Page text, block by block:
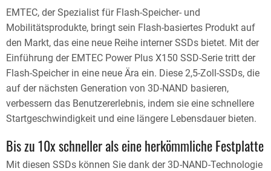
EMTEC, der Spezialist für Flash-Speicher- und
Mobilitätsprodukte, bringt sein Flash-basiertes Produkt auf
den Markt, das eine neue Reihe interner SSDs bietet. Mit der
Einführung der EMTEC Power Plus X150 SSD-Serie tritt der
Flash-Speicher in eine neue Ära ein. Diese 2,5-Zoll-SSDs, die
auf der nächsten Generation von 3D-NAND basieren,
verbessern das Benutzererlebnis, indem sie eine schnellere
Startgeschwindigkeit und eine längere Lebensdauer bieten.
Bis zu 10x schneller als eine herkömmliche Festplatte
Mit diesen SSDs können Sie dank der 3D-NAND-Technologie